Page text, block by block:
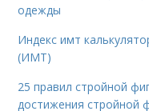
одежды
Индекс имт
(ИМТ)
25 правил стройной
достижения стройной